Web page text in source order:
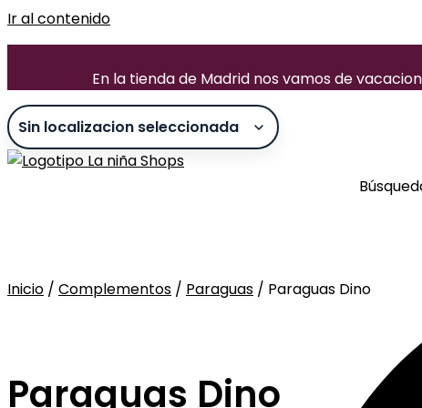
Ir al contenido
En la tienda de Madrid nos vamos de
Inicio / Complementos / Paraguas / Paraguas Dino
Sin stock
Paraguas Dino